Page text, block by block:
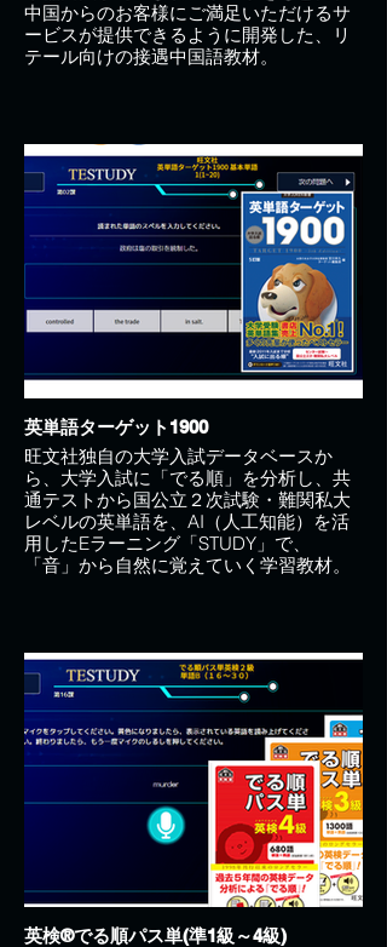
中国からのお客様にご満足いただけるサ
ービスが提供できるように開発した、リ
テール向けの接遇中国語教材。
英単語ターゲット1900
旺文社独自の大学入試データベースか
ら、大学入試に「でる順」を分析し、共
通テストから国公立２次試験・難関私大
レベルの英単語を、AI（人工知能）を活
用したEラーニング「STUDY」で、
「音」から自然に覚えていく学習教材。
英検®でる順パス単(準1級～4級)